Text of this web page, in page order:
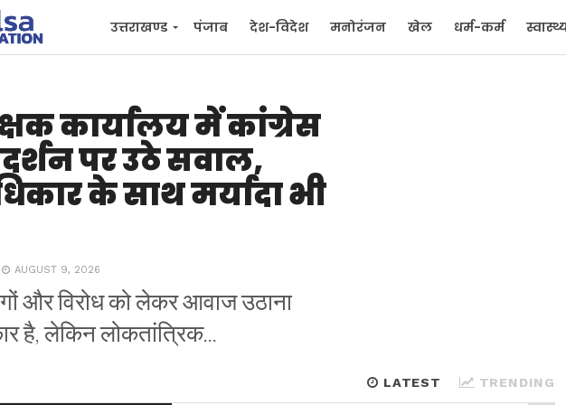
उत्तराखण्ड पंजाब देश-विदेश मनोरंजन खेल धर्म-कर्म
कार्यालय में कांग्रेस
पर उठे सवाल,
के साथ मर्यादा भी
AUGUST 9, 2026
और विरोध को लेकर आवाज उठाना
है, लेकिन लोकतांत्रिक...
LATEST TRENDING